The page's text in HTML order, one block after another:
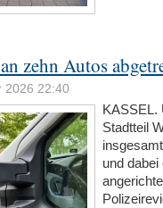
zehn Autos
2026 22:40
KASSEL.
Stadtteil
und